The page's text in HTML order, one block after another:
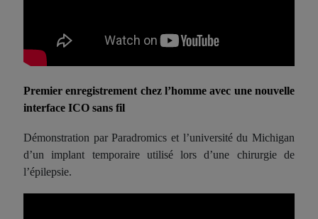
Premier enregistrement chez l’homme avec une nouvelle
interface ICO sans fil
Démonstration par Paradromics et l’université du Michigan
d’un implant temporaire utilisé lors d’une chirurgie de
l’épilepsie.